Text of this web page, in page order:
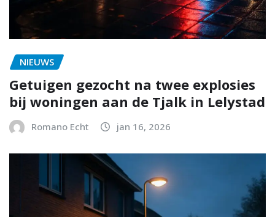
NIEUWS
Getuigen gezocht na twee explosies
bij woningen aan de Tjalk in Lelystad
Romano Echt jan 16, 2026